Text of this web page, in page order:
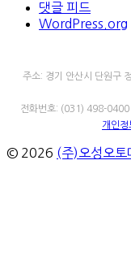
댓글 피드
WordPress.org
주소: 경기 안산시 단원구
전화번호: (031) 498-
개인정
© 2026 (주)오성오토